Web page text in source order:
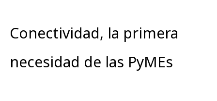
Conectividad, la primera
necesidad de las PyMEs